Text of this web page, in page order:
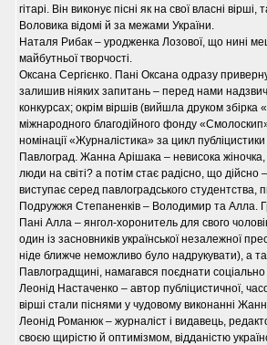
гітарі. Він виконує пісні як на свої власні
Воловика відомі й за межами України.
Наталя Рибак – уродженка Лозової, що нині
майбутньої творчості.
Оксана Сергієнко. Пані Оксана одразу
залишив ніяких запитань – перед нами
конкурсах; окрім віршів (вийшла друком
міжнародного благодійного фонду
номінації «Журналістика» за цикл
Павлоград. Жанна Арішака – невисока
люди на світі? а потім стає радісно, що дійсно
виступає серед павлоградського студентства,
Подружжя Степаненків – Володимир та Алла.
Пані Алла – янгол-хоронитель для свого
один із засновників української незалежної
ніде ближче неможливо було надрукувати), а
Павлоградщині, намагався поєднати
Леонід Настаченко – автор публіцистичної,
вірші стали піснями у чудовому виконанні
Леонід Романюк – журналіст і видавець,
своєю щирістю й оптимізмом, відданістю